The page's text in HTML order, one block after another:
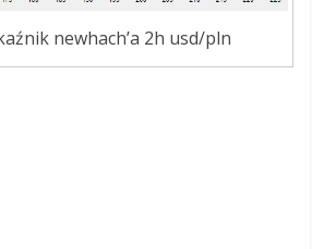
newhach’a 2h usd/pln